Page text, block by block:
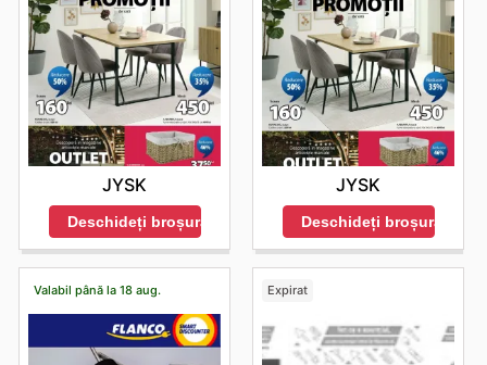
JYSK
Deschideți broșura
JYSK
Deschideți broșura
Valabil până la 18 aug. Expirat